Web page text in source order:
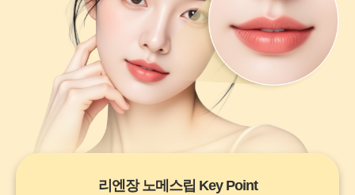
리엔장 노메스립 Key Point